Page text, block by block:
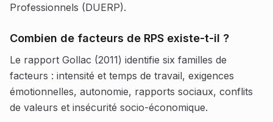
Professionnels (DUERP).
Combien de facteurs de RPS existe-t-il ?
Le rapport Gollac (2011) identifie six familles de
facteurs : intensité et temps de travail, exigences
émotionnelles, autonomie, rapports sociaux, conflits
de valeurs et insécurité socio-économique.